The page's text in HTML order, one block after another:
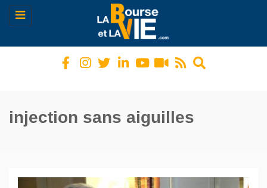
Toggle
navigation
injection sans aiguilles